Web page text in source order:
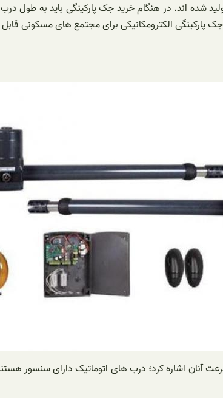
شده اند. در هنگام خرید جک پارکینگی باید به طول
پارکینگی الکترومکانیکی برای مجتمع های مسکونی
اشاره کرد؛ درب های اتوماتیک دارای سنسور هستند